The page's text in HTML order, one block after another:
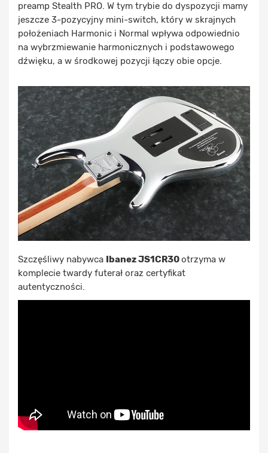
preamp Stealth PRO. W tym trybie do dyspozycji mamy
jeszcze 3-pozycyjny mini-switch, który w skrajnych
położeniach Harmonic i Normal wpływa odpowiednio
na wybrzmiewanie harmonicznych i podstawowego
dźwięku, a w środkowej pozycji łączy obie opcje.
Szczęśliwy nabywca Ibanez JS1CR30otrzyma w
komplecie twardy futerał oraz certyfikat
autentyczności.